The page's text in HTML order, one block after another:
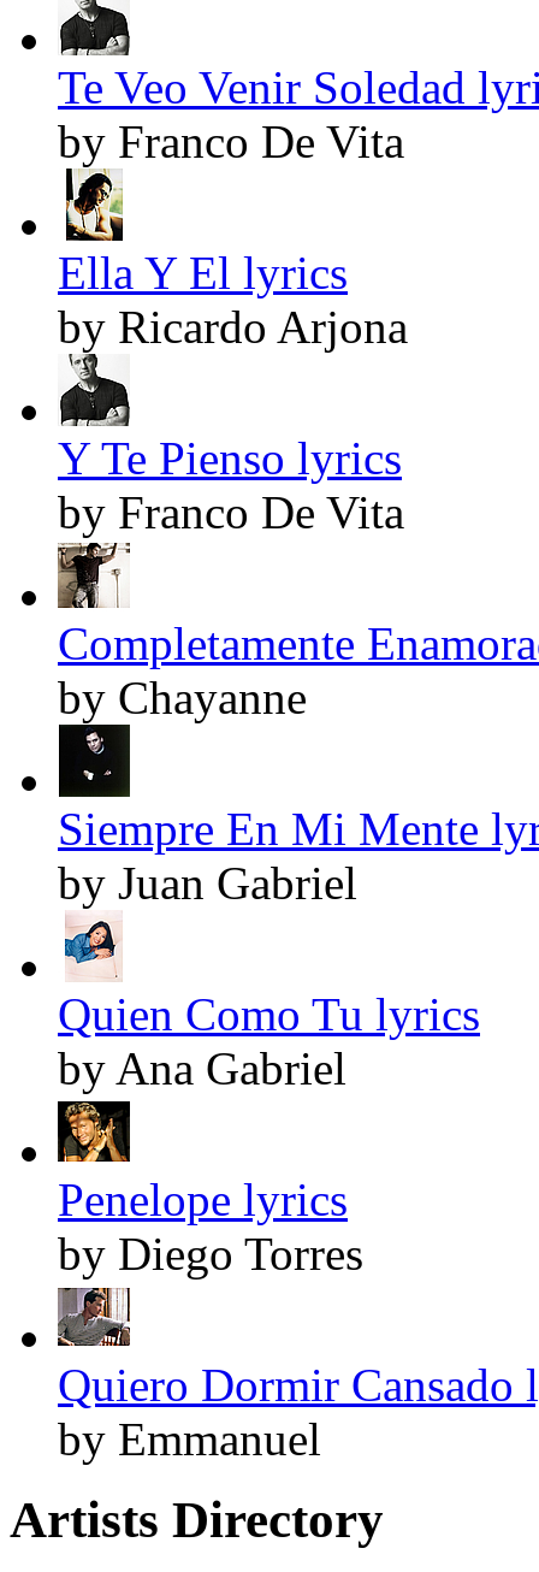
Te Veo Venir Soledad
by Franco De Vita
Ella Y El lyrics
by Ricardo Arjona
Y Te Pienso lyrics
by Franco De Vita
Completamente
by Chayanne
Siempre En Mi Mente
by Juan Gabriel
Quien Como Tu lyrics
by Ana Gabriel
Penelope lyrics
by Diego Torres
Quiero Dormir Cansado
by Emmanuel
Artists Directory